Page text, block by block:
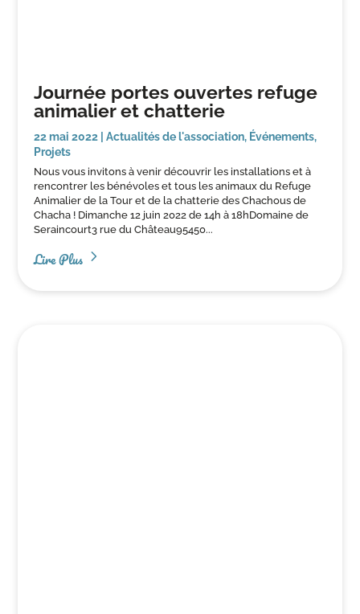
Journée portes ouvertes refuge
animalier et chatterie
22 mai 2022 |Actualités de l'association, Événements,
Projets
Nous vous invitons à venir découvrir les installations et à
rencontrer les bénévoles et tous les animaux du Refuge
Animalier de la Tour et de la chatterie des Chachous de
Chacha ! Dimanche 12 juin 2022 de 14h à 18hDomaine de
Seraincourt3 rue du Château95450...
Lire Plus